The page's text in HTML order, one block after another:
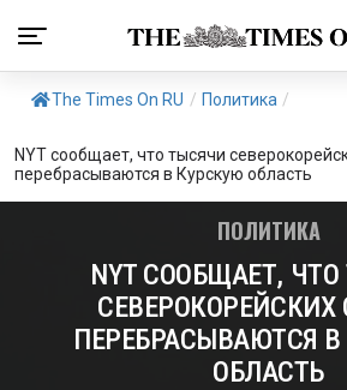
The Times On RU / Политика /
NYT сообщает, что тысячи
перебрасываются в Курскую область
ПОЛИТИКА
NYT СООБЩАЕТ,
СЕВЕРОКОРЕЙСКИХ
ПЕРЕБРАСЫВАЮТСЯ
ОБЛАСТЬ